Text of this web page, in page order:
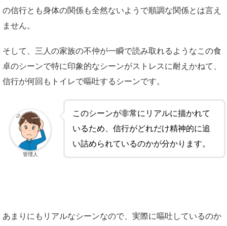
の信行とも身体の関係も全然ないようで順調な関係とは言え
ません。
そして、三人の家族の不仲が一瞬で読み取れるようなこの食
卓のシーンで特に印象的なシーンがストレスに耐えかねて、
信行が何回もトイレで嘔吐するシーンです。
このシーンが非常にリアルに描かれて
いるため、信行がどれだけ精神的に追
い詰められているのかが分かります。
管理人
あまりにもリアルなシーンなので、実際に嘔吐しているのか